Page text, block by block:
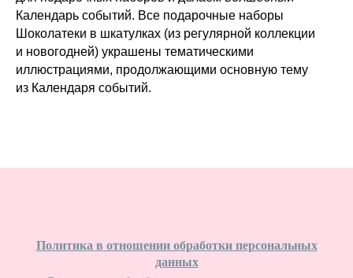
Календарь событий. Все подарочные наборы
Шоколатеки в шкатулках (из регулярной коллекции
и новогодней) украшены тематическими
иллюстрациями, продолжающими основную тему
из Календаря событий.
Политика в отношении обработки персональных
данных